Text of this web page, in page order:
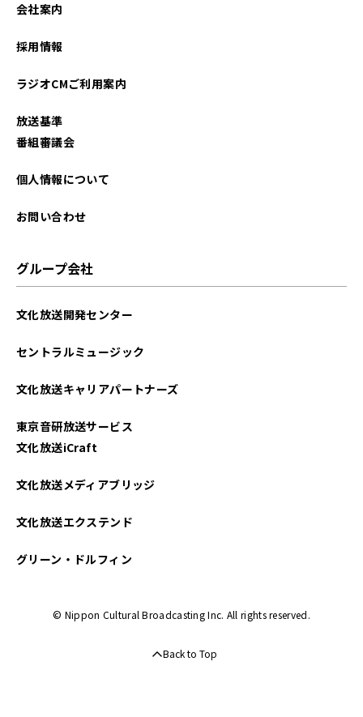
2021年09月
2021年03月
会社案内
採用情報
ラジオCMご利用案内
放送基準
番組審議会
個人情報について
お問い合わせ
グループ会社
文化放送開発センター
セントラルミュージック
文化放送キャリアパートナーズ
東京音研放送サービス
文化放送iCraft
文化放送メディアブリッジ
文化放送エクステンド
グリーン・ドルフィン
© Nippon Cultural Broadcasting Inc. All rights reserved.
Back to Top